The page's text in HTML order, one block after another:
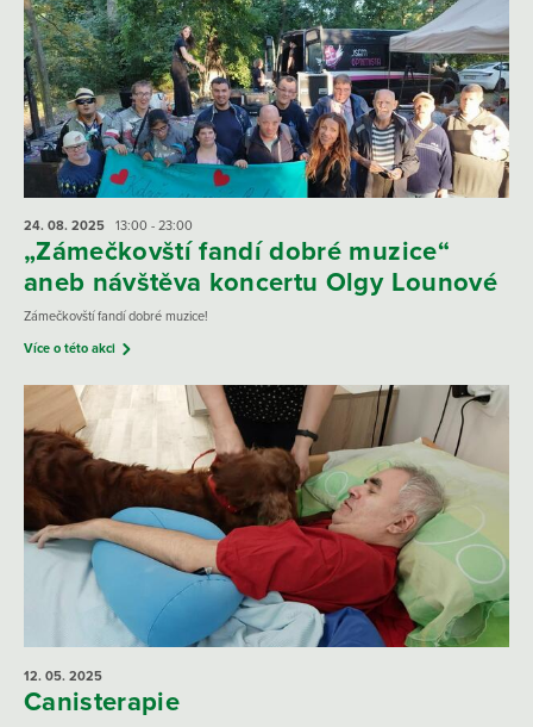
24. 08. 2025 13:00 - 23:00
„Zámečkovští fandí dobré muzice“
aneb návštěva koncertu Olgy Lounové
Zámečkovští fandí dobré muzice!
Více o této akci
12. 05. 2025
Canisterapie